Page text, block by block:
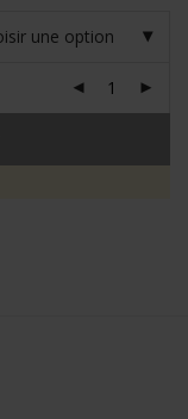
une option